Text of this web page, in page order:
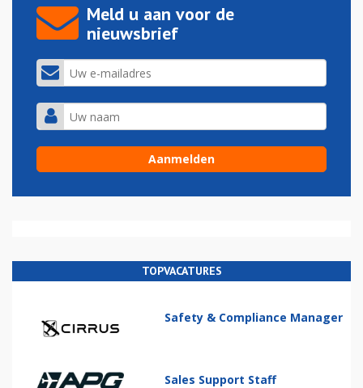
Meld u aan voor de
nieuwsbrief
TOPVACATURES
Safety & Compliance Manager
Sales Support Staff